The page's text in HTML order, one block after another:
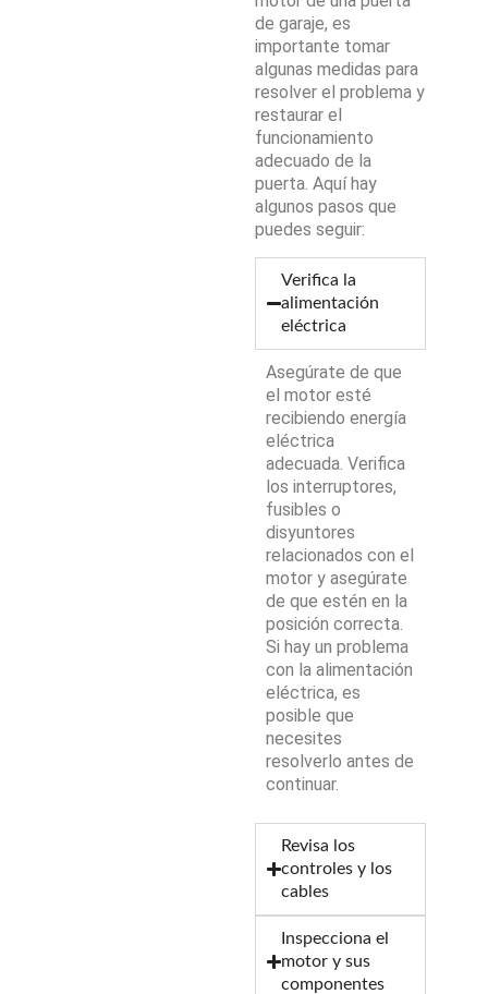
de garaje, es
importante tomar
algunas medidas para
resolver el problema y
restaurar el
funcionamiento
adecuado de la
puerta. Aquí hay
algunos pasos que
puedes seguir:
Verifica la
alimentación
eléctrica
Asegúrate de que
el motor esté
recibiendo energía
eléctrica
adecuada. Verifica
los interruptores,
fusibles o
disyuntores
relacionados con el
motor y asegúrate
de que estén en la
posición correcta.
Si hay un problema
con la alimentación
eléctrica, es
posible que
necesites
resolverlo antes de
continuar.
Revisa los
controles y los
cables
Inspecciona el
motor y sus
componentes